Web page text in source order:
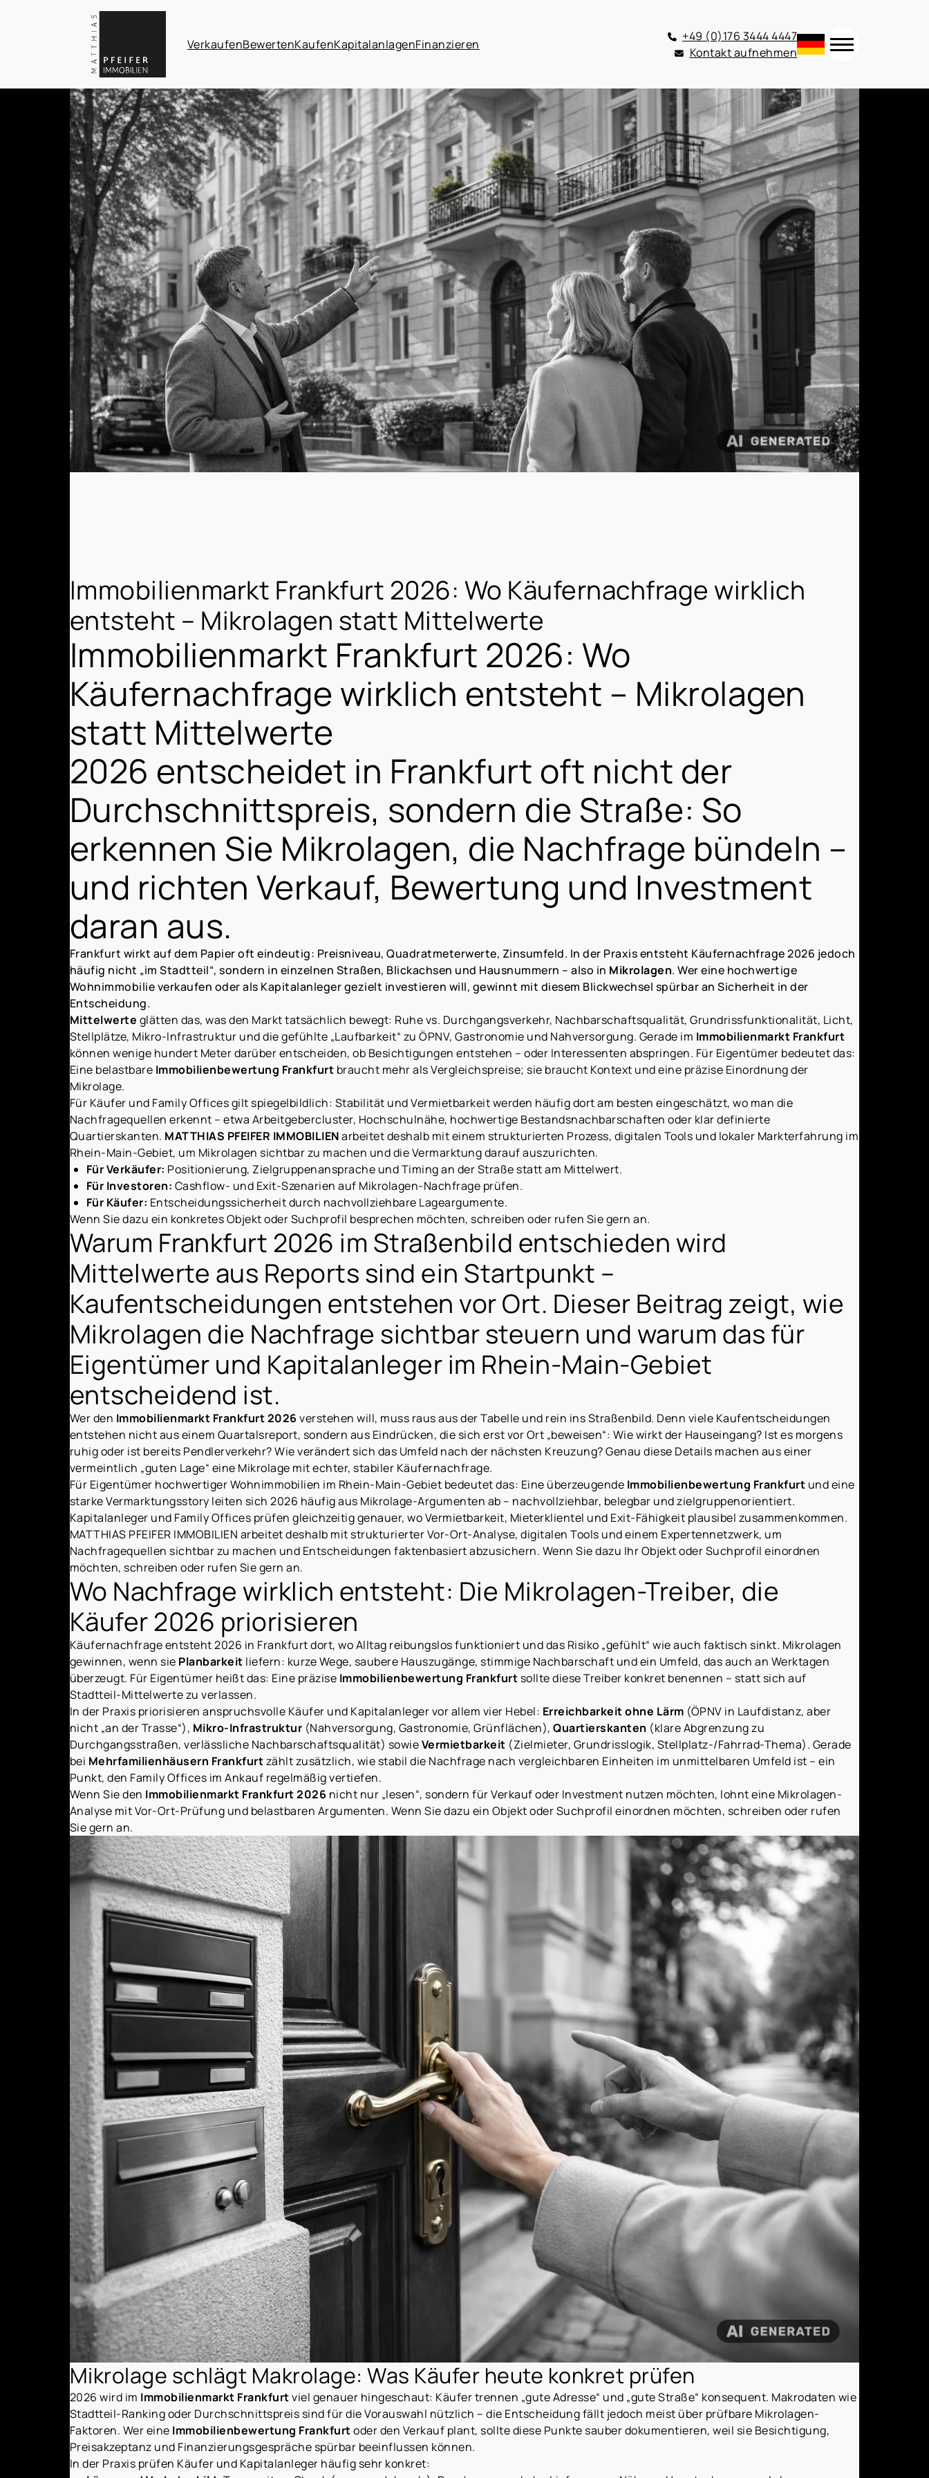
VerkaufenBewertenKaufenKapitalanlagenFinanzieren
+49 (0)176 3444 4447
Kontakt aufnehmen
Immobilienmarkt Frankfurt 2026: Wo Käufernachfrage wirklich
entsteht – Mikrolagen statt Mittelwerte
Immobilienmarkt Frankfurt 2026: Wo
Käufernachfrage wirklich entsteht – Mikrolagen
statt Mittelwerte
2026 entscheidet in Frankfurt oft nicht der
Durchschnittspreis, sondern die Straße: So
erkennen Sie Mikrolagen, die Nachfrage bündeln –
und richten Verkauf, Bewertung und Investment
daran aus.
Frankfurt wirkt auf dem Papier oft eindeutig: Preisniveau, Quadratmeterwerte, Zinsumfeld. In der Praxis entsteht Käufernachfrage 2026 jedoch
häufig nicht „im Stadtteil“, sondern in einzelnen Straßen, Blickachsen und Hausnummern – also in Mikrolagen. Wer eine hochwertige
Wohnimmobilie verkaufen oder als Kapitalanleger gezielt investieren will, gewinnt mit diesem Blickwechsel spürbar an Sicherheit in der
Entscheidung.
Mittelwerte glätten das, was den Markt tatsächlich bewegt: Ruhe vs. Durchgangsverkehr, Nachbarschaftsqualität, Grundrissfunktionalität, Licht,
Stellplätze, Mikro-Infrastruktur und die gefühlte „Laufbarkeit“ zu ÖPNV, Gastronomie und Nahversorgung. Gerade im Immobilienmarkt Frankfurt
können wenige hundert Meter darüber entscheiden, ob Besichtigungen entstehen – oder Interessenten abspringen. Für Eigentümer bedeutet das:
Eine belastbare Immobilienbewertung Frankfurt braucht mehr als Vergleichspreise; sie braucht Kontext und eine präzise Einordnung der
Mikrolage.
Für Käufer und Family Offices gilt spiegelbildlich: Stabilität und Vermietbarkeit werden häufig dort am besten eingeschätzt, wo man die
Nachfragequellen erkennt – etwa Arbeitgebercluster, Hochschulnähe, hochwertige Bestandsnachbarschaften oder klar definierte
Quartierskanten. MATTHIAS PFEIFER IMMOBILIENarbeitet deshalb mit einem strukturierten Prozess, digitalen Tools und lokaler Markterfahrung im
Rhein-Main-Gebiet, um Mikrolagen sichtbar zu machen und die Vermarktung darauf auszurichten.
Für Verkäufer: Positionierung, Zielgruppenansprache und Timing an der Straße statt am Mittelwert.
Für Investoren: Cashflow- und Exit-Szenarien auf Mikrolagen-Nachfrage prüfen.
Für Käufer: Entscheidungssicherheit durch nachvollziehbare Lageargumente.
Wenn Sie dazu ein konkretes Objekt oder Suchprofil besprechen möchten, schreiben oder rufen Sie gern an.
Warum Frankfurt 2026 im Straßenbild entschieden wird
Mittelwerte aus Reports sind ein Startpunkt –
Kaufentscheidungen entstehen vor Ort. Dieser Beitrag zeigt, wie
Mikrolagen die Nachfrage sichtbar steuern und warum das für
Eigentümer und Kapitalanleger im Rhein-Main-Gebiet
entscheidend ist.
Wer den Immobilienmarkt Frankfurt 2026 verstehen will, muss raus aus der Tabelle und rein ins Straßenbild. Denn viele Kaufentscheidungen
entstehen nicht aus einem Quartalsreport, sondern aus Eindrücken, die sich erst vor Ort „beweisen“: Wie wirkt der Hauseingang? Ist es morgens
ruhig oder ist bereits Pendlerverkehr? Wie verändert sich das Umfeld nach der nächsten Kreuzung? Genau diese Details machen aus einer
vermeintlich „guten Lage“ eine Mikrolage mit echter, stabiler Käufernachfrage.
Für Eigentümer hochwertiger Wohnimmobilien im Rhein-Main-Gebiet bedeutet das: Eine überzeugende Immobilienbewertung Frankfurt und eine
starke Vermarktungsstory leiten sich 2026 häufig aus Mikrolage-Argumenten ab – nachvollziehbar, belegbar und zielgruppenorientiert.
Kapitalanleger und Family Offices prüfen gleichzeitig genauer, wo Vermietbarkeit, Mieterklientel und Exit-Fähigkeit plausibel zusammenkommen.
MATTHIAS PFEIFER IMMOBILIEN arbeitet deshalb mit strukturierter Vor-Ort-Analyse, digitalen Tools und einem Expertennetzwerk, um
Nachfragequellen sichtbar zu machen und Entscheidungen faktenbasiert abzusichern. Wenn Sie dazu Ihr Objekt oder Suchprofil einordnen
möchten, schreiben oder rufen Sie gern an.
Wo Nachfrage wirklich entsteht: Die Mikrolagen-Treiber, die
Käufer 2026 priorisieren
Käufernachfrage entsteht 2026 in Frankfurt dort, wo Alltag reibungslos funktioniert und das Risiko „gefühlt“ wie auch faktisch sinkt. Mikrolagen
gewinnen, wenn sie Planbarkeit liefern: kurze Wege, saubere Hauszugänge, stimmige Nachbarschaft und ein Umfeld, das auch an Werktagen
überzeugt. Für Eigentümer heißt das: Eine präzise Immobilienbewertung Frankfurt sollte diese Treiber konkret benennen – statt sich auf
Stadtteil-Mittelwerte zu verlassen.
In der Praxis priorisieren anspruchsvolle Käufer und Kapitalanleger vor allem vier Hebel: Erreichbarkeit ohne Lärm (ÖPNV in Laufdistanz, aber
nicht „an der Trasse“), Mikro-Infrastruktur (Nahversorgung, Gastronomie, Grünflächen),Quartierskanten (klare Abgrenzung zu
Durchgangsstraßen, verlässliche Nachbarschaftsqualität) sowieVermietbarkeit (Zielmieter, Grundrisslogik, Stellplatz-/Fahrrad-Thema). Gerade
bei Mehrfamilienhäusern Frankfurtzählt zusätzlich, wie stabil die Nachfrage nach vergleichbaren Einheiten im unmittelbaren Umfeld ist – ein
Punkt, den Family Offices im Ankauf regelmäßig vertiefen.
Wenn Sie den Immobilienmarkt Frankfurt 2026 nicht nur „lesen“, sondern für Verkauf oder Investment nutzen möchten, lohnt eine Mikrolagen-
Analyse mit Vor-Ort-Prüfung und belastbaren Argumenten. Wenn Sie dazu ein Objekt oder Suchprofil einordnen möchten, schreiben oder rufen
Sie gern an.
Mikrolage schlägt Makrolage: Was Käufer heute konkret prüfen
2026 wird im Immobilienmarkt Frankfurtviel genauer hingeschaut: Käufer trennen „gute Adresse“ und „gute Straße“ konsequent. Makrodaten wie
Stadtteil-Ranking oder Durchschnittspreis sind für die Vorauswahl nützlich – die Entscheidung fällt jedoch meist über prüfbare Mikrolagen-
Faktoren. Wer eine Immobilienbewertung Frankfurtoder den Verkauf plant, sollte diese Punkte sauber dokumentieren, weil sie Besichtigung,
Preisakzeptanz und Finanzierungsgespräche spürbar beeinflussen können.
In der Praxis prüfen Käufer und Kapitalanleger häufig sehr konkret: